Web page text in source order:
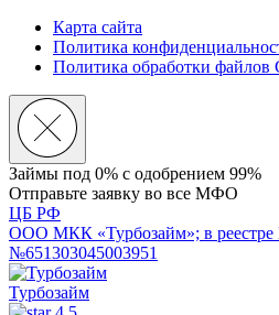
Карта сайта
Политика
Политика обработки файлов
Займы под 0% с одобрением 99%
Отправьте заявку во все МФО
ЦБ РФ
ООО МКК «Турбозайм»; в
№651303045003951
Турбозайм